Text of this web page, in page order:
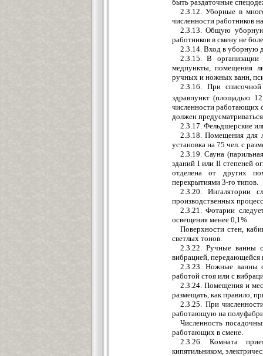
быть раздаточные
2.3.12. Уборные в
численности работников
2.3.13. Общую уборную
работников в смену не
2.3.14. Вход в уборную
2.3.15. В
медпункты, помещения
ручных и ножных ванн,
2.3.16. При
здравпункт (площадью
численности работающих
должен
2.3.17. Фельдшерские
2.3.18. Помещения для
установка на 75 чел. с
2.3.19. Сауна
зданий I или II степеней
отделена от других
перекрытиями 3-го типов.
2.3.20. Ингалятории
производственных
2.3.21. Фотарии
освещения менее 0,1%.
Поверхности стен,
светлых тонов.
2.3.22. Ручные ванны
вибрацией, передающейся
2.3.23. Ножные ванны
работой стоя или с
2.3.24. Помещения и
размещать, как правило,
2.3.25. При
работающую на
Численность
работающих в смене.
2.3.26. Комната
кипятильником,